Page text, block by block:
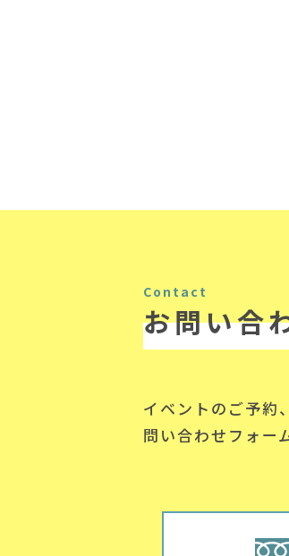
Contact
お問い合
イベントのご予約
問い合わせフォー